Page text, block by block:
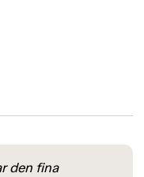
den fina